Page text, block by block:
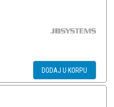
DODAJ U KORPU